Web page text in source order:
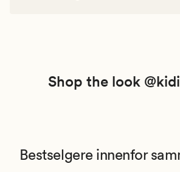
Shop the look
Bestselgere innenfor